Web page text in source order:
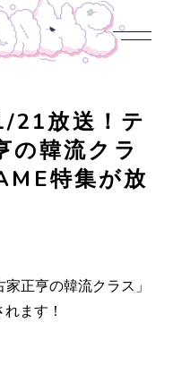
CONTACT
21放送！テ
の韓流クラ
特集が放
正亨の韓流クラス」
ます！